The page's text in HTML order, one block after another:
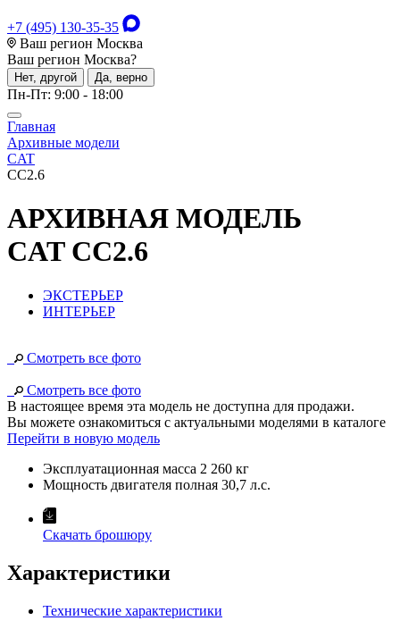
+7 (495) 130-35-35
Ваш регион Москва
Ваш регион Москва?
Нет, другой Да, верно
Пн-Пт: 9:00 - 18:00
Главная
Архивные модели
CAT
CC2.6
АРХИВНАЯ МОДЕЛЬ
CAT CC2.6
ЭКСТЕРЬЕР
ИНТЕРЬЕР
Смотреть все фото
Смотреть все фото
В настоящее время эта модель не доступна для продажи.
Вы можете ознакомиться с актуальными моделями в каталоге
Перейти в новую модель
Эксплуатационная масса 2 260 кг
Мощность двигателя полная 30,7 л.с.
Скачать брошюру
Характеристики
Технические характеристики